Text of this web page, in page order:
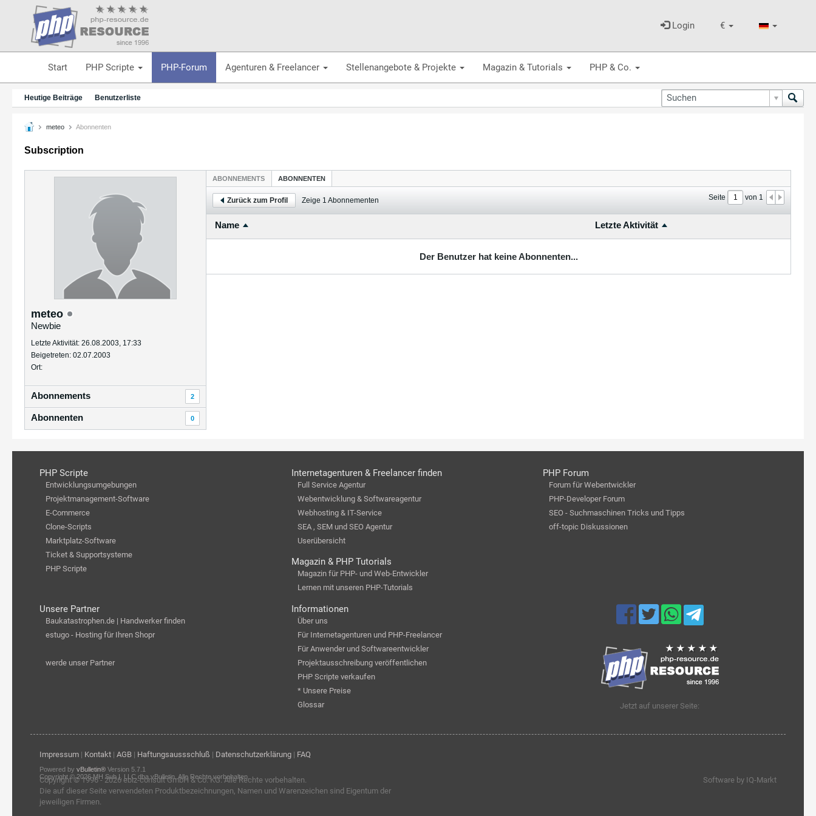
€
Login
Start PHP Scripte PHP-Forum Agenturen & Freelancer Stellenangebote & Projekte Magazin & Tutorials PHP & Co.
Heutige Beiträge Benutzerliste
meteo Abonnenten
Subscription
meteo
Newbie
Letzte Aktivität: 26.08.2003, 17:33
Beigetreten: 02.07.2003
Ort:
Abonnements 2
Abonnenten 0
ABONNEMENTS ABONNENTEN
Zurück zum Profil Zeige 1 Abonnementen Seite von 1
Name Letzte Aktivität
Der Benutzer hat keine Abonnenten...
PHP Scripte
Entwicklungsumgebungen
Projektmanagement-Software
E-Commerce
Clone-Scripts
Marktplatz-Software
Ticket & Supportsysteme
PHP Scripte
Internetagenturen & Freelancer finden
Full Service Agentur
Webentwicklung & Softwareagentur
Webhosting & IT-Service
SEA , SEM und SEO Agentur
Userübersicht
Magazin & PHP Tutorials
Magazin für PHP- und Web-Entwickler
Lernen mit unseren PHP-Tutorials
PHP Forum
Forum für Webentwickler
PHP-Developer Forum
SEO - Suchmaschinen Tricks und Tipps
off-topic Diskussionen
Unsere Partner
Baukatastrophen.de | Handwerker finden
estugo - Hosting für Ihren Shopr
werde unser Partner
Informationen
Über uns
Für Internetagenturen und PHP-Freelancer
Für Anwender und Softwareentwickler
Projektausschreibung veröffentlichen
PHP Scripte verkaufen
* Unsere Preise
Glossar
Jetzt auf unserer Seite:
Impressum| Kontakt| AGB| Haftungsaussschluß | Datenschutzerklärung| FAQ
Copyright © 1996 - 2026 ebiz-consult GmbH & Co. KG. Alle Rechte vorbehalten.
Die auf dieser Seite verwendeten Produktbezeichnungen, Namen und Warenzeichen sind Eigentum der
jeweiligen Firmen.
Software by IQ-Markt
Powered by vBulletin®Version 5.7.1
Copyright © 2026 MH Sub I, LLC dba vBulletin. Alle Rechte vorbehalten.